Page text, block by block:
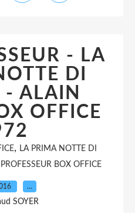
- LA
DI
- ALAIN
OFFICE
, LA PRIMA NOTTE DI
PROFESSEUR BOX OFFICE
…
SOYER